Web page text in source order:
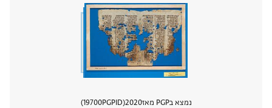
נמצא בPGP מאז 2020
PGPID
19700